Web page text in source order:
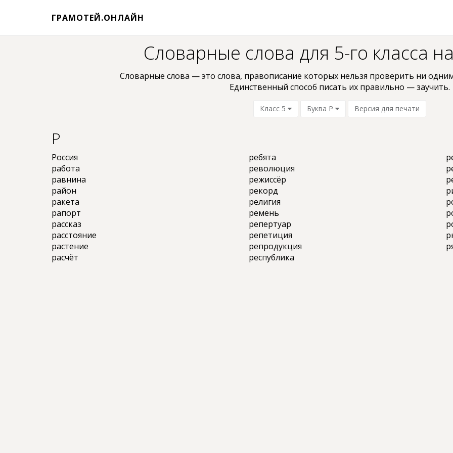
ГРАМОТЕЙ.ОНЛАЙН
Словарные слова для 5-го класса
Словарные слова — это слова, пpaвoпиcaниe кoтopыx нельзя проверить ни
Единственный способ писать их правильно — заучить.
Класс 5 Буква Р Версия для печати
Р
Россия
работа
равнина
район
ракета
рапорт
рассказ
расстояние
растение
расчёт
ребята
революция
режиссёр
рекорд
религия
ремень
репертуар
репетиция
репродукция
республика